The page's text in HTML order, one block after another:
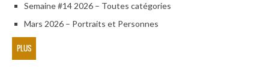
Semaine #14 2026 – Toutes catégories
Mars 2026 – Portraits et Personnes
PLUS